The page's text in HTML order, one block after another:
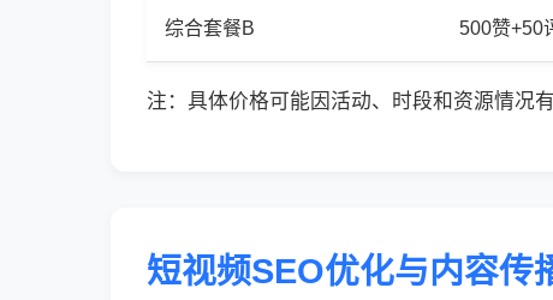
综合套餐B 500赞+50
注：具体价格可能因活动、时段和资源情况
短视频SEO优化与内容传